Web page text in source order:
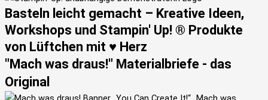
Basteln leicht gemacht – Kreative Ideen,
Workshops und Stampin' Up! ® Produkte
von Lüftchen mit ♥ Herz
"Mach was draus!" Materialbriefe - das
Original